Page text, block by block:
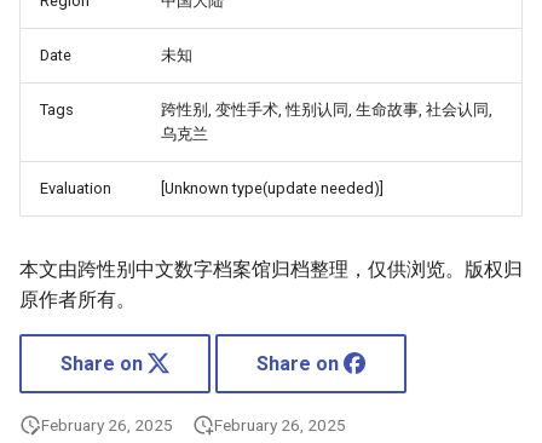
Date 未知
Tags
跨性别, 变性手术, 性别认同, 生命故事, 社会认同,
乌克兰
Evaluation [Unknown type(update needed)]
本文由跨性别中文数字档案馆归档整理，仅供浏览。版权归
原作者所有。
Share on Share on
February 26, 2025 February 26, 2025